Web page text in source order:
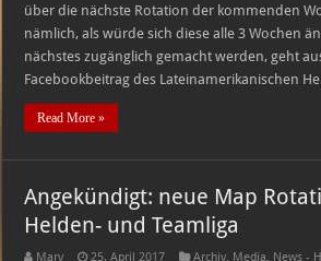
über die nächste Rotation der kommenden
nämlich, als würde sich diese alle 3 Wochen
nächstes zugänglich gemacht werden, geht
Facebookbeitrag des Lateinamerikanischen
Read More »
Angekündigt: neue Map
Helden- und Teamliga
Marv 25. April 2017 Archiv, Media, News -